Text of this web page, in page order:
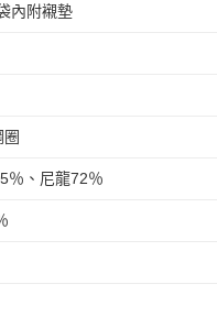
內附襯墊
％、尼龍72％